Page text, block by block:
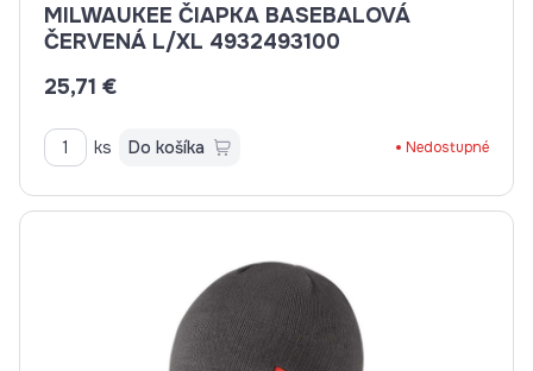
MILWAUKEE ČIAPKA BASEBALOVÁ
ČERVENÁ L/XL 4932493100
25,71 €
ks Do košíka Nedostupné